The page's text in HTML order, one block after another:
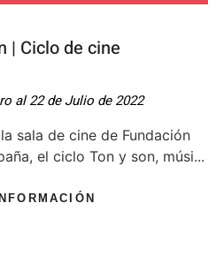
| Ciclo de cine
al 22 de Julio de 2022
sala de cine de Fundación
el ciclo Ton y son, músi...